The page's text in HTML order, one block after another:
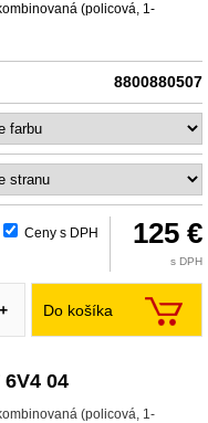
(policová, 1-
8800880507
Ceny s DPH 125 €
s DPH
Do košíka
+
04
(policová, 1-